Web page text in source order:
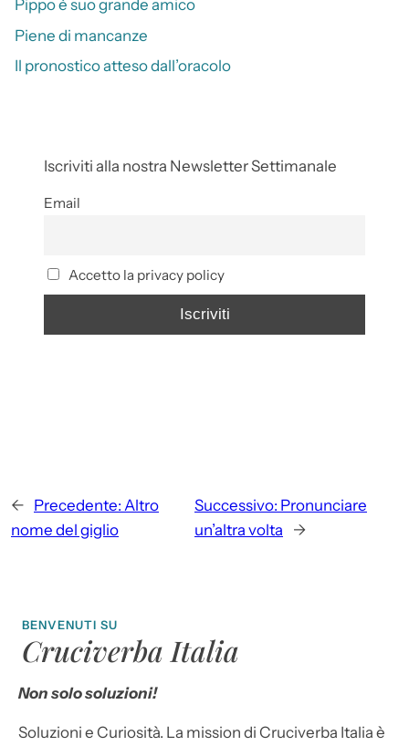
Pippo è suo grande amico
Piene di mancanze
Il pronostico atteso dall’oracolo
Iscriviti alla nostra Newsletter Settimanale
Email
Accetto la privacy policy
← Precedente: Altro
nome del giglio
Successivo: Pronunciare
un’altra volta
→
BENVENUTI SU
Cruciverba Italia
Non solo soluzioni!
Soluzioni e Curiosità. La mission di Cruciverba Italia è